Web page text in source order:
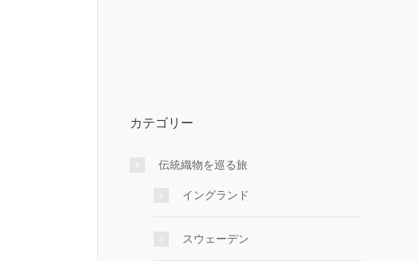
カテゴリー
伝統織物を巡る旅
イングランド
スウェーデン